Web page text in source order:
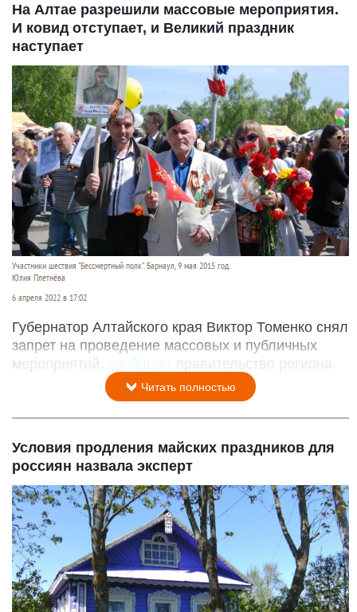
На Алтае разрешили массовые мероприятия.
И ковид отступает, и Великий праздник
наступает
Участники шествия "Бессмертный полк". Барнаул, 9 мая 2015 год.
Юлия Плетнёва
6 апреля 2022 в 17:02
Губернатор Алтайского края Виктор Томенко снял
запрет на проведение массовых и публичных
мероприятий,
сообщает правительство региона.
Читать полностью
Условия продления майских праздников для
россиян назвала эксперт